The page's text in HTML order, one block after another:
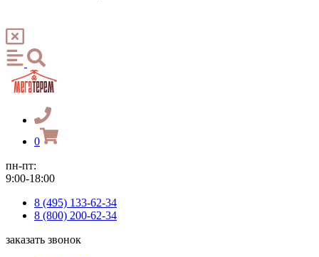
0
пн-пт:
9:00-18:00
8 (495) 133-62-34
8 (800) 200-62-34
заказать звонок